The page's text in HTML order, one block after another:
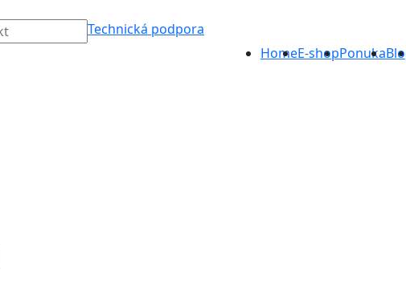
Technická podpora
HomeE-shopPonuka